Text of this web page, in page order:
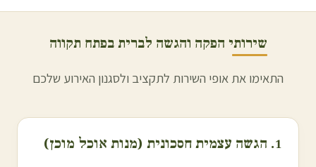
שירותי הפקה והגשה לברית בפתח תקווה
התאימו את אופי השירות לתקציב ולסגנון האירוע שלכם
1. הגשה עצמית חסכונית (מנות אוכל מוכן)